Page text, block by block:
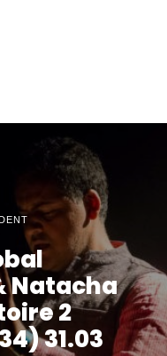
Natacha
2
31.03